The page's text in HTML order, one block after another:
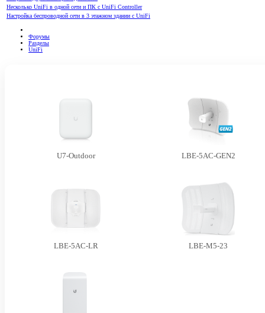
Несколько UniFi в одной сети и ПК с UniFi Controller
Настройка беспроводной сети в 3 этажном здании с UniFi
Форумы
Разделы
UniFi
U7-Outdoor LBE-5AC-GEN2
LBE-5AC-LR LBE-M5-23